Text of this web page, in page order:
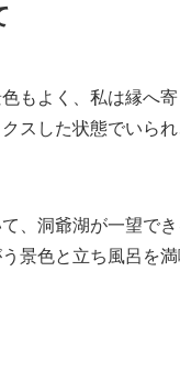
もよく、私は縁へ
スした状態でいら
、洞爺湖が一望で
景色と立ち風呂を満